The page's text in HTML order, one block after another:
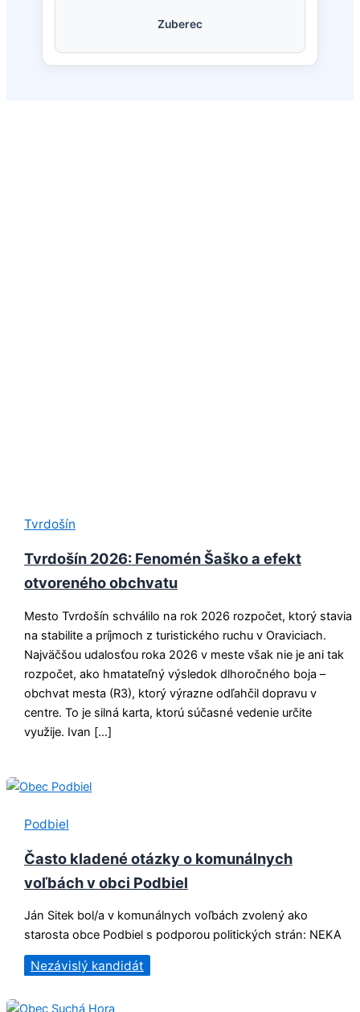
Zuberec
Tvrdošín
Tvrdošín 2026: Fenomén Šaško a efekt
otvoreného obchvatu
Mesto Tvrdošín schválilo na rok 2026 rozpočet, ktorý stavia
na stabilite a príjmoch z turistického ruchu v Oraviciach.
Najväčšou udalosťou roka 2026 v meste však nie je ani tak
rozpočet, ako hmatateľný výsledok dlhoročného boja –
obchvat mesta (R3), ktorý výrazne odľahčil dopravu v
centre. To je silná karta, ktorú súčasné vedenie určite
využije. Ivan […]
Podbiel
Často kladené otázky o komunálnych
voľbách v obci Podbiel
Ján Sitek bol/a v komunálnych voľbách zvolený ako
starosta obce Podbiel s podporou politických strán: NEKA
Nezávislý kandidát